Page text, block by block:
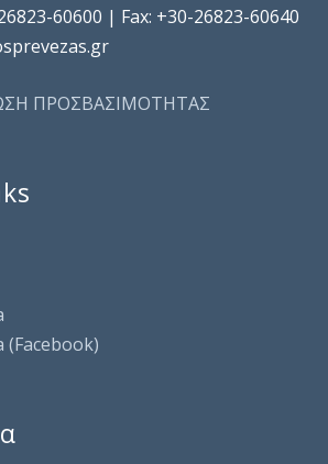
60600 | Fax: +30-26823-60640
ΠΡΟΣΒΑΣΙΜΟΤΗΤΑΣ
(Facebook)